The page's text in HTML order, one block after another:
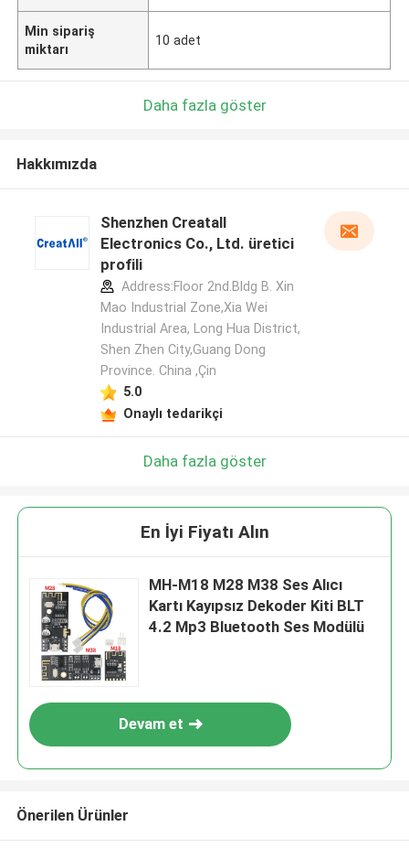
Min sipariş
miktarı
10 adet
Daha fazla göster
Hakkımızda
Shenzhen Creatall
Electronics Co., Ltd. üretici
profili
Address:Floor 2nd.Bldg B. Xin
Mao Industrial Zone,Xia Wei
Industrial Area, Long Hua District,
Shen Zhen City,Guang Dong
Province. China ,Çin
5.0
Onaylı tedarikçi
Daha fazla göster
En İyi Fiyatı Alın
MH-M18 M28 M38 Ses Alıcı
Kartı Kayıpsız Dekoder Kiti BLT
4.2 Mp3 Bluetooth Ses Modülü
Devam et
Önerilen Ürünler